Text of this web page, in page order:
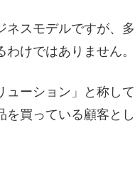
ネスモデルですが、
けではありません。
ューション」と称し
を買っている顧客と